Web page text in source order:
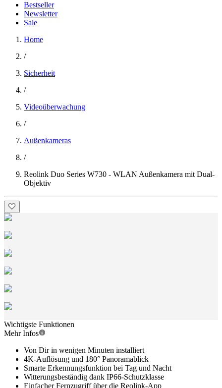
Bestseller
Newsletter
Sale
Home
/
Sicherheit
/
Videoüberwachung
/
Außenkameras
/
Reolink Duo Series W730 - WLAN Außenkamera mit Dual-
Objektiv
Wichtigste Funktionen
Mehr Infos
Von Dir in wenigen Minuten installiert
4K-Auflösung und 180° Panoramablick
Smarte Erkennungsfunktion bei Tag und Nacht
Witterungsbeständig dank IP66-Schutzklasse
Einfacher Fernzugriff über die Reolink-App